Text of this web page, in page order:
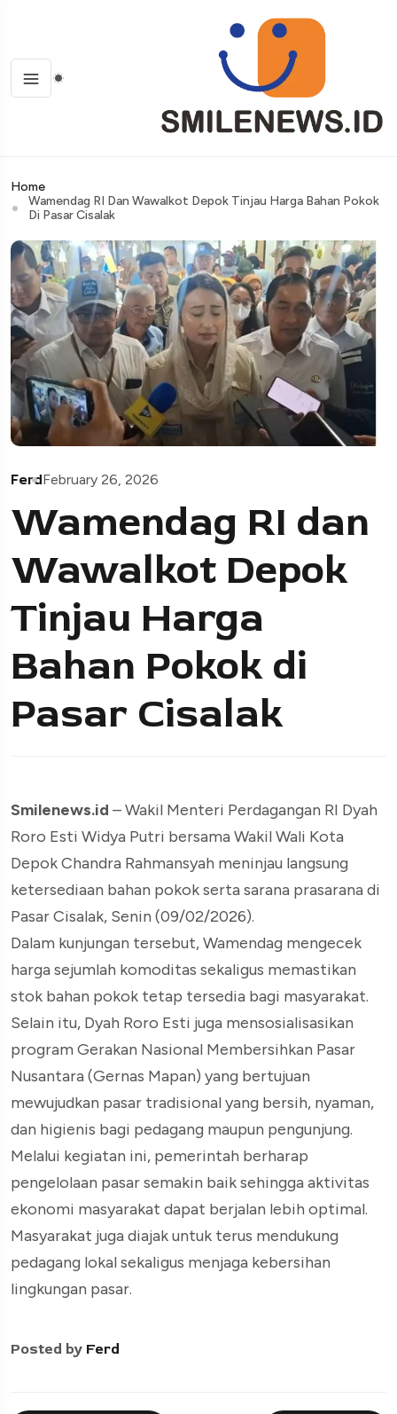
Home
Wamendag RI Dan Wawalkot Depok Tinjau Harga Bahan Pokok
Di Pasar Cisalak
FerdFebruary 26, 2026
Wamendag RI dan
Wawalkot Depok
Tinjau Harga
Bahan Pokok di
Pasar Cisalak
Smilenews.id – Wakil Menteri Perdagangan RI Dyah
Roro Esti Widya Putri bersama Wakil Wali Kota
Depok Chandra Rahmansyah meninjau langsung
ketersediaan bahan pokok serta sarana prasarana di
Pasar Cisalak, Senin (09/02/2026).
Dalam kunjungan tersebut, Wamendag mengecek
harga sejumlah komoditas sekaligus memastikan
stok bahan pokok tetap tersedia bagi masyarakat.
Selain itu, Dyah Roro Esti juga mensosialisasikan
program Gerakan Nasional Membersihkan Pasar
Nusantara (Gernas Mapan) yang bertujuan
mewujudkan pasar tradisional yang bersih, nyaman,
dan higienis bagi pedagang maupun pengunjung.
Melalui kegiatan ini, pemerintah berharap
pengelolaan pasar semakin baik sehingga aktivitas
ekonomi masyarakat dapat berjalan lebih optimal.
Masyarakat juga diajak untuk terus mendukung
pedagang lokal sekaligus menjaga kebersihan
lingkungan pasar.
Posted by Ferd